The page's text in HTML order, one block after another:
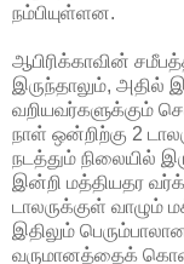
நம்பியுள்ளன.
ஆபிரிக்காவின்
இருந்தாலும், அதில்
வறியவர்களுக்கும்
நாள் ஒன்றிற்கு 2
நடத்தும் நிலையில்
இன்றி மத்தியதர
டாலருக்குள் வாழும்
இதிலும்
வருமானத்தைக்